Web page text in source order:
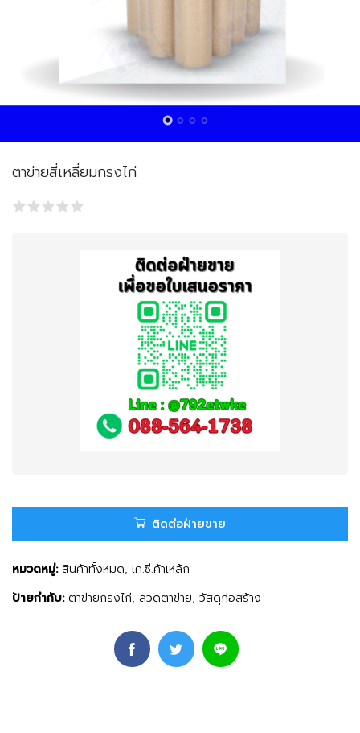
ตาข่ายสี่เหลี่ยมกรงไก่
ติดต่อฝ่ายขาย
หมวดหมู่: สินค้าทั้งหมด, เค.ซี.ค้าเหล้ก
ป้ายกำกับ: ตาข่ายกรงไก่, ลวดตาข่าย, วัสดุก่อสร้าง